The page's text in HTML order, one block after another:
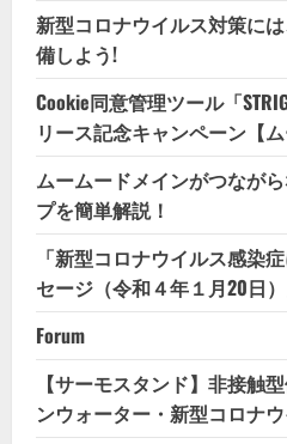
新型コロナウイルス対策に
備しよう!
Cookie同意管理ツール「
リース記念キャンペーン【
ムームードメインがつなが
プを簡単解説！
「新型コロナウイルス感染
セージ（令和４年１月20日）
Forum
【サーモスタンド】非接触
ンウォーター・新型コロナ